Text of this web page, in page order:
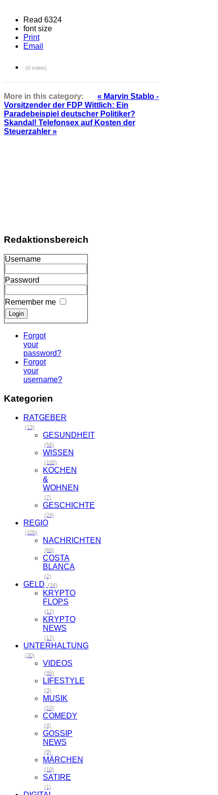
Read 6324
font size
Print
Email
(0 votes)
More in this category:
« Marvin Stablo -
Vorsitzender der FDP Wittlich: Ein
Paradebeispiel deutscher Politiker?
Skandal! Telefonsex auf Kosten der
Steuerzahler »
Redaktionsbereich
Username
Password
Remember me
Forgot
your
password?
Forgot
your
username?
Kategorien
RATGEBER
(13)
GESUNDHEIT
(56)
WISSEN
(100)
KOCHEN
&
WOHNEN
(7)
GESCHICHTE
(24)
REGIO
(105)
NACHRICHTEN
(66)
COSTA
BLANCA
(2)
GELD (34)
KRYPTO
FLOPS
(17)
KRYPTO
NEWS
(17)
UNTERHALTUNG
(30)
VIDEOS
(86)
LIFESTYLE
(3)
MUSIK
(10)
COMEDY
(4)
GOSSIP
NEWS
(9)
MÄRCHEN
(10)
SATIRE
(1)